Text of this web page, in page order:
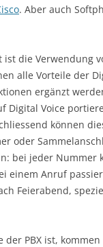
. Aber auch
ist die Verwendung
alle Vorteile der
ergänzt
Digital Voice
können
oder
bei jeder Nummer
einem Anruf
Feierabend,
der PBX ist,